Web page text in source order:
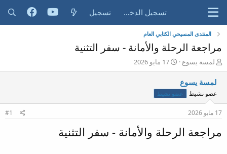
تسجيل الدخول تسجيل
المنتدى المسيحي الكتابي العام
مراجعة الرحلة والأمانة - سفر التثنية
ب
ا
د
ئ
ا
ل
م
ض
لمسة يسوع
ت
ا
ي
خ
ا
د
17 مايو 2026
لمسة يسوع
عضو نشيط عضو نشيط
17 مايو 2026 #1
مراجعة الرحلة والأمانة - سفر التثنية